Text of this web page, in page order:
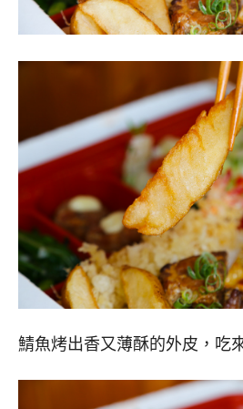
鯖魚烤出香又薄酥的外皮，吃